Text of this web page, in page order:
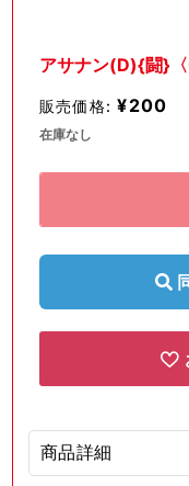
(1)
を
く
アサナン(D){闘}
販売価格: ¥200
在庫なし
商品詳細